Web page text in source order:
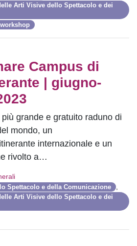
Arti Visive dello Spettacolo e dei
Campus di
| giugno-
grande e gratuito raduno di
mondo, un
internazionale e un
rivolto a…
Spettacolo e della Comunicazione
Arti Visive dello Spettacolo e dei